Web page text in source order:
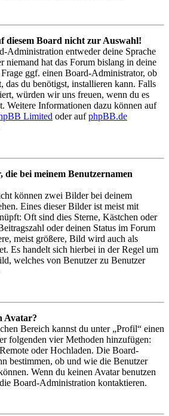
diesem Board nicht zur Auswahl!
Administration entweder deine Sprache
niemand hat das Forum bislang in deine
Frage ggf. einen Board-Administrator, ob
das du benötigst, installieren kann. Falls
würden wir uns freuen, wenn du es
Weitere Informationen dazu können auf
Limited oder aufphpBB.de
die bei meinem Benutzernamen
können zwei Bilder bei deinem
Eines dieser Bilder ist meist mit
Oft sind dies Sterne, Kästchen oder
oder deinen Status im Forum
meist größere, Bild wird auch als
Es handelt sich hierbei in der Regel um
welches von Benutzer zu Benutzer
Avatar?
Bereich kannst du unter „Profil“ einen
folgenden vier Methoden hinzufügen:
oder Hochladen. Die Board-
bestimmen, ob und wie die Benutzer
Wenn du keinen Avatar benutzen
Board-Administration kontaktieren.